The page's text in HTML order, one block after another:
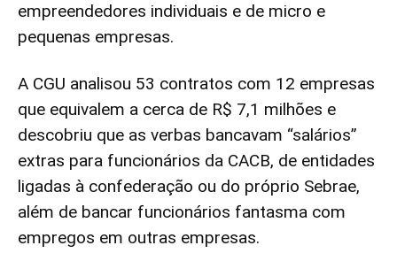
empreendedores individuais e de micro e
pequenas empresas.
A CGU analisou 53 contratos com 12 empresas
que equivalem a cerca de R$ 7,1 milhões e
descobriu que as verbas bancavam “salários”
extras para funcionários da CACB, de entidades
ligadas à confederação ou do próprio Sebrae,
além de bancar funcionários fantasma com
empregos em outras empresas.